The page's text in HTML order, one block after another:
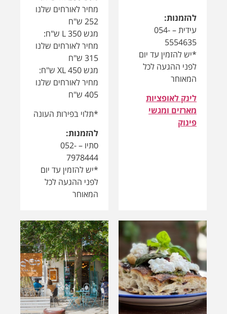
פינוק
*תלוי בפירות העונה
להזמנות:
סתיו – 052-
7978444
*יש להזמין עד יום
לפני ההגעה לכל
המאוחר
בית קפה לומא
- 10% הנחה על
כל התפריט
10% הנחה על כל
התפריט לאורחים
שלנו בבית קפה
לומא. עבודת יד.
100% מחמצת.
משיגנע - קפה,
אוכל, בריזה
תפריט בוקר ותפריט
ערב בדגש על טריות
ושירות. פתוח
בשבת.
מגוון גדול של מנות
טבעוניות.